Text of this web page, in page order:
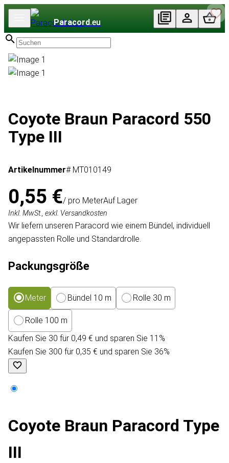
Paracord.eu
Coyote Braun Paracord 550
Type III
Artikelnummer# MT010149
0,55 €/ pro MeterAuf Lager
Inkl. MwSt., exkl. Versandkosten
Wir liefern unseren Paracord wie einem Bündel, individuell
angepassten Rolle und Standardrolle.
Packungsgröße
Meter Bündel 10 m Rolle 30 m
Rolle 100 m
Kaufen Sie 30 für 0,49 € und sparen Sie 11%
Kaufen Sie 300 für 0,35 € und sparen Sie 36%
Coyote Braun Paracord Type
III